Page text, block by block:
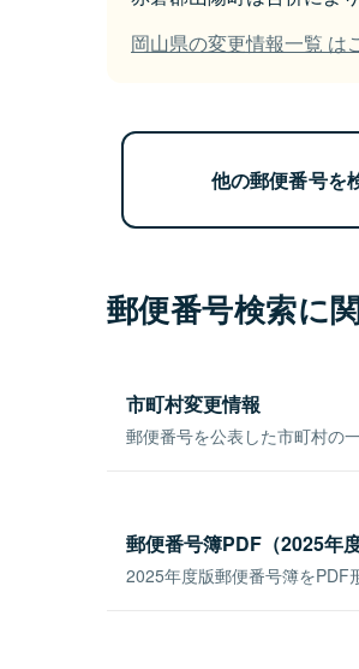
岡山県の変更情報一覧 は
他の郵便番号を
郵便番号検索に
市町村変更情報
郵便番号を公表した市町村の
郵便番号簿PDF（2025年度
2025年度版郵便番号簿をPDF